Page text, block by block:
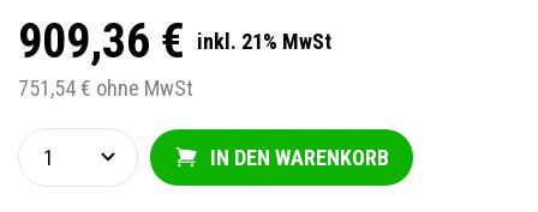
909,36 €
inkl. 21% MwSt
751,54 € ohne MwSt
IN DEN WARENKORB